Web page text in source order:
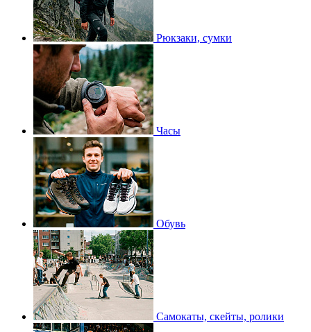
Рюкзаки, сумки
Часы
Обувь
Самокаты, скейты, ролики